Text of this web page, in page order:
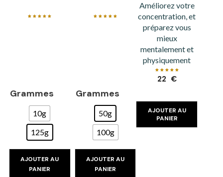
Grammes
10g
125g
AJOUTER AU
PANIER
Grammes
50g
100g
AJOUTER AU
PANIER
Améliorez votre
concentration, et
préparez vous
mieux
mentalement et
physiquement
5.00
sur 5
22 €
AJOUTER AU
PANIER